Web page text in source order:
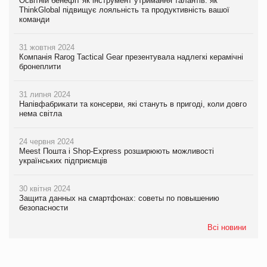
ThinkGlobal підвищує лояльність та продуктивність вашої
команди
31 жовтня 2024
Компанія Rarog Tactical Gear презентувала надлегкі керамічні
бронеплити
31 липня 2024
Напівфабрикати та консерви, які стануть в пригоді, коли довго
нема світла
24 червня 2024
Meest Пошта і Shop-Express розширюють можливості
українських підприємців
30 квітня 2024
Защита данных на смартфонах: советы по повышению
безопасности
Всі новини